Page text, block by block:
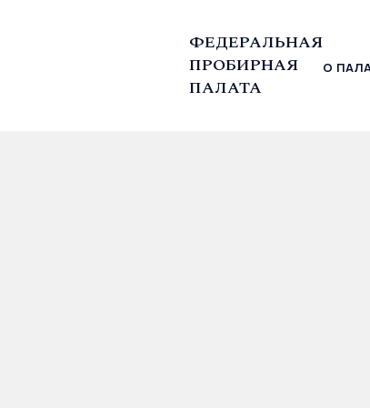
ФЕДЕРАЛЬНАЯ
ПРОБИРНАЯ
ПАЛАТА
О
© Федеральная пробирная палата, 2026